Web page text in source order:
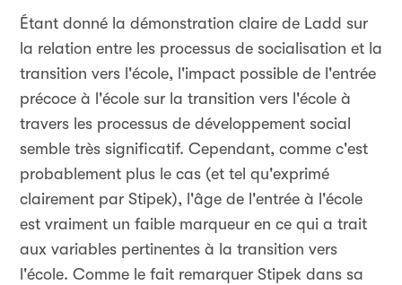
Étant donné la démonstration claire de Ladd sur
la relation entre les processus de socialisation et la
transition vers l'école, l'impact possible de l'entrée
précoce à l'école sur la transition vers l'école à
travers les processus de développement social
semble très significatif. Cependant, comme c'est
probablement plus le cas (et tel qu'exprimé
clairement par Stipek), l'âge de l'entrée à l'école
est vraiment un faible marqueur en ce qui a trait
aux variables pertinentes à la transition vers
l'école. Comme le fait remarquer Stipek dans sa